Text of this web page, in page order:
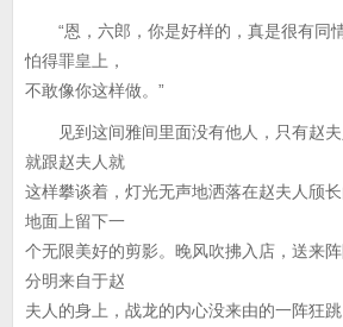
“恩，六郎，你是好样的，真是很有同
怕得罪皇上，
不敢像你这样做。”
见到这间雅间里面没有他人，只有赵夫
就跟赵夫人就
这样攀谈着，灯光无声地洒落在赵夫人颀
地面上留下一
个无限美好的剪影。晚风吹拂入店，送来
分明来自于赵
夫人的身上，战龙的内心没来由的一阵狂